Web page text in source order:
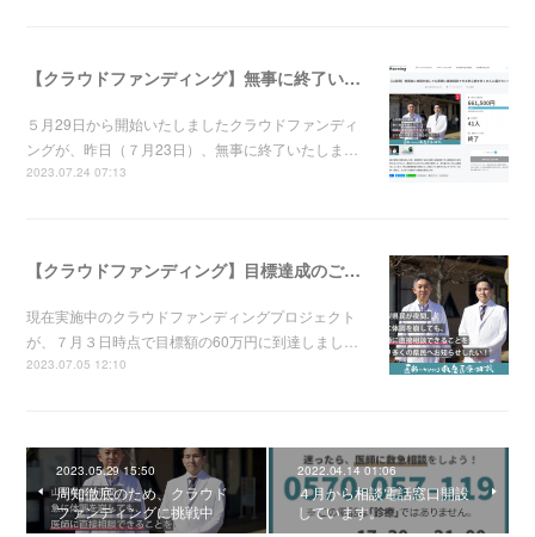
【クラウドファンディング】無事に終了いたしました。
５月29日から開始いたしましたクラウドファンディ
ングが、昨日（７月23日）、無事に終了いたしま…
2023.07.24 07:13
【クラウドファンディング】目標達成のご報告
現在実施中のクラウドファンディングプロジェクト
が、７月３日時点で目標額の60万円に到達しまし…
2023.07.05 12:10
2023.05.29 15:50
周知徹底のため、クラウド
ファンディングに挑戦中
2022.04.14 01:06
４月から相談電話窓口開設
しています。